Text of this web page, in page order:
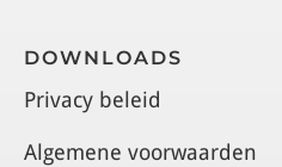
DOWNLOADS
Privacy beleid
Algemene voorwaarden